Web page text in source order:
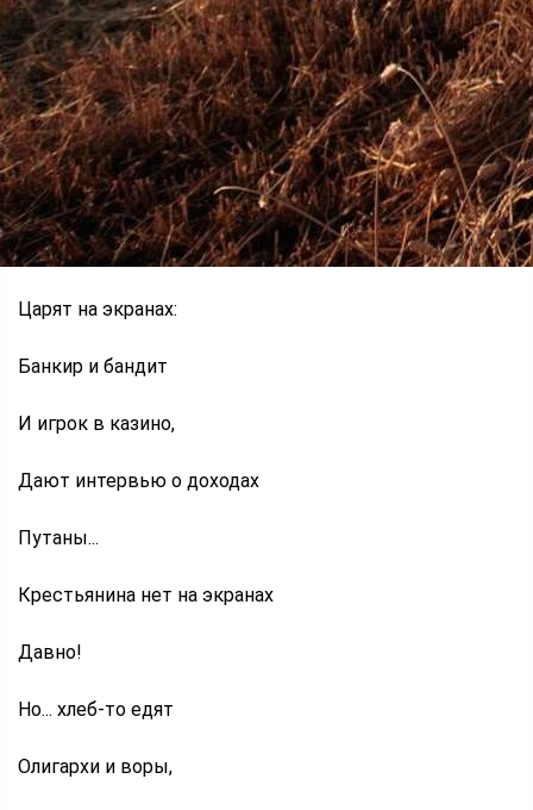
Что жили, как пели,
Работали жарко,
Но всё изменилось
С тех сказочных пор.
Другие герои
Царят на экранах:
Банкир и бандит
И игрок в казино,
Дают интервью о доходах
Путаны...
Крестьянина нет на экранах
Давно!
Но... хлеб-то едят
Олигархи и воры,